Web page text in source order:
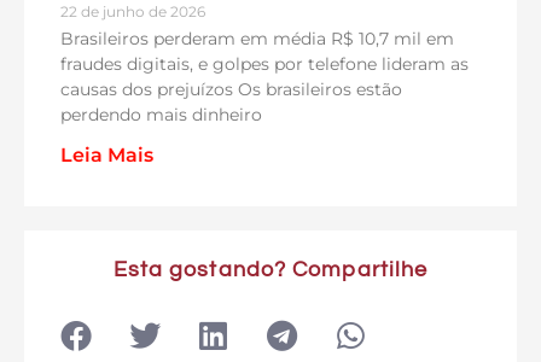
22 de junho de 2026
Brasileiros perderam em média R$ 10,7 mil em
fraudes digitais, e golpes por telefone lideram as
causas dos prejuízos Os brasileiros estão
perdendo mais dinheiro
Leia Mais
Esta gostando? Compartilhe